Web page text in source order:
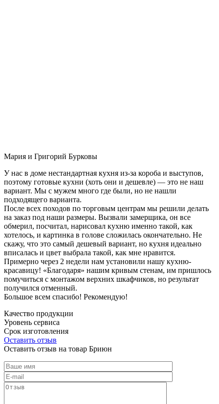
Мария и Григорий Бурковы
У нас в доме нестандартная кухня из-за короба и выступов,
поэтому готовые кухни (хоть они и дешевле) — это не наш
вариант. Мы с мужем много где были, но не нашли
подходящего варианта.
После всех походов по торговым центрам мы решили делать
на заказ под наши размеры. Вызвали замерщика, он все
обмерил, посчитал, нарисовал кухню именно такой, как
хотелось, и картинка в голове сложилась окончательно. Не
скажу, что это самый дешевый вариант, но кухня идеально
вписалась и цвет выбрала такой, как мне нравится.
Примерно через 2 недели нам установили нашу кухню-
красавицу! «Благодаря» нашим кривым стенам, им пришлось
помучиться с монтажом верхних шкафчиков, но результат
получился отменный.
Большое всем спасибо! Рекомендую!
Качество продукции
Уровень сервиса
Срок изготовления
Оставить отзыв
Оставить отзыв на товар Бриюн